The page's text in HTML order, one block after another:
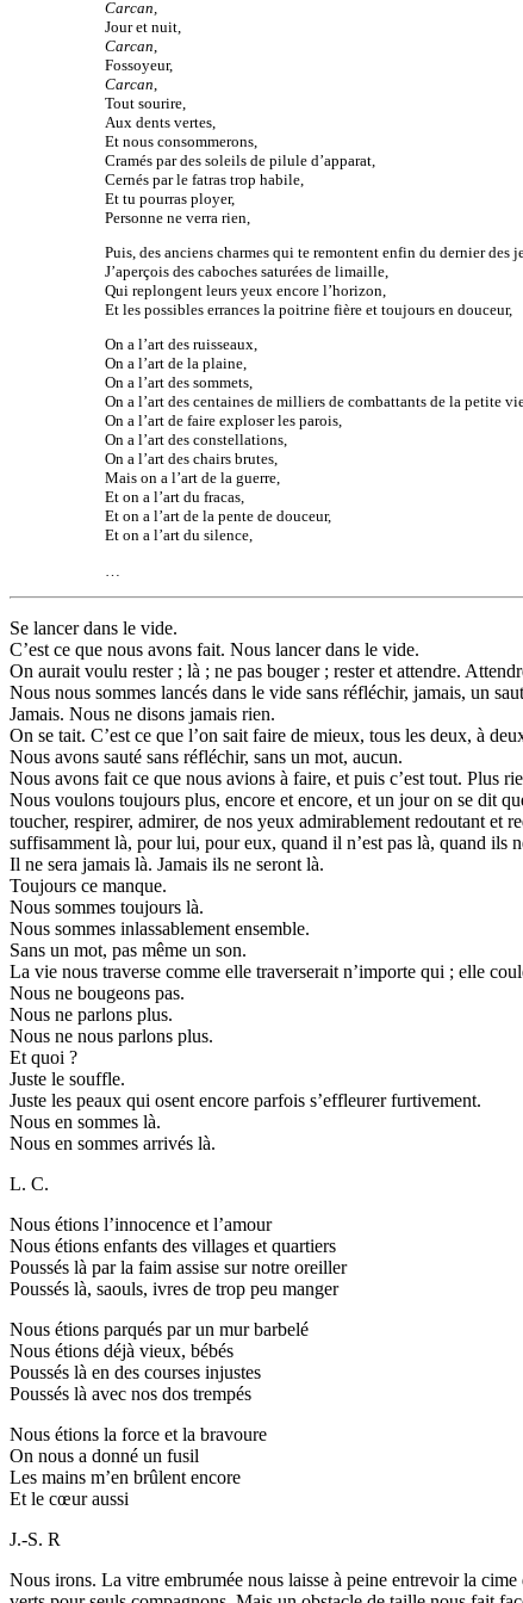
Carcan,
Jour et nuit,
Carcan
Fossoyeur,
Carcan
Tout sourire,
Aux dents vertes,
Et nous consommerons,
Cramés par des soleils de pilule d’apparat,
Cernés par le fatras trop habile,
Et tu pourras ployer,
Personne ne verra rien,
Puis, des anciens charmes qui te remontent enfin du dernier des je
J’aperçois des caboches saturées de limaille,
Qui replongent leurs yeux encore l’horizon,
Et les possibles errances la poitrine fière et toujours en douceur,
On a l’art des ruisseaux,
On a l’art de la plaine,
On a l’art des sommets,
On a l’art des centaines de milliers de combattants de la petite
On a l’art de faire exploser les parois,
On a l’art des constellations,
On a l’art des chairs brutes,
Mais on a l’art de la guerre,
Et on a l’art du fracas,
Et on a l’art de la pente de douceur,
Et on a l’art du silence,
Se lancer dans le vide.
C’est ce que nous avons fait. Nous lancer dans le vide.
On aurait voulu rester ; là ; ne pas bouger ; rester et attendre.
Nous nous sommes lancés dans le vide sans réfléchir, jamais, un
Jamais. Nous ne disons jamais rien.
On se tait. C’est ce que l’on sait faire de mieux, tous les deux, à
Nous avons sauté sans réfléchir, sans un mot, aucun.
Nous avons fait ce que nous avions à faire, et puis c’est tout. Plus
Nous voulons toujours plus, encore et encore, et un jour on se dit
toucher, respirer, admirer, de nos yeux admirablement redoutant et
suffisamment là, pour lui, pour eux, quand il n’est pas là, quand ils
Il ne sera jamais là. Jamais ils ne seront là.
Toujours ce manque.
Nous sommes toujours là.
Nous sommes inlassablement ensemble.
Sans un mot, pas même un son.
La vie nous traverse comme elle traverserait n’importe qui ; elle
Nous ne bougeons pas.
Nous ne parlons plus.
Nous ne nous parlons plus.
Et quoi ?
Juste le souffle.
Juste les peaux qui osent encore parfois s’effleurer furtivement.
Nous en sommes là.
Nous en sommes arrivés là.
L. C.
Nous étions l’innocence et l’amour
Nous étions enfants des villages et quartiers
Poussés là par la faim assise sur notre oreiller
Poussés là, saouls, ivres de trop peu manger
Nous étions parqués par un mur barbelé
Nous étions déjà vieux, bébés
Poussés là en des courses injustes
Poussés là avec nos dos trempés
Nous étions la force et la bravoure
On nous a donné un fusil
Les mains m’en brûlent encore
Et le cœur aussi
J.-S. R
Nous irons. La vitre embrumée nous laisse à peine entrevoir la